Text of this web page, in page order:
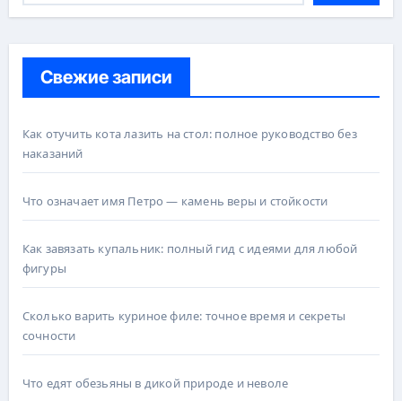
Свежие записи
Как отучить кота лазить на стол: полное руководство без
наказаний
Что означает имя Петро — камень веры и стойкости
Как завязать купальник: полный гид с идеями для любой
фигуры
Сколько варить куриное филе: точное время и секреты
сочности
Что едят обезьяны в дикой природе и неволе